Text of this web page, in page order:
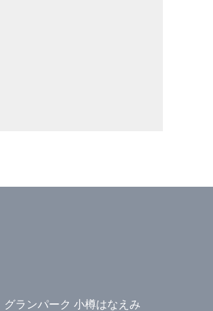
グランパーク 小樽はなえみ